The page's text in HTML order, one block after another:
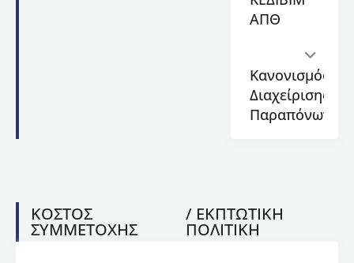
Στο
του
Α.Π.Θ.
και των
και
εξειδικευμένο
ΑΠΘ
Κανονισμός
Διαχείρισης
Παραπόνων
ΚΟΣΤΟΣ
ΣΥΜΜΕΤΟΧΗΣ
/ ΕΚΠΤΩΤΙΚΗ
ΠΟΛΙΤΙΚΗ